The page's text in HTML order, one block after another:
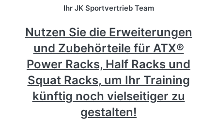
Ihr JK Sportvertrieb Team
Nutzen Sie die Erweiterungen
und Zubehörteile für ATX®
Power Racks, Half Racks und
Squat Racks, um Ihr Training
künftig noch vielseitiger zu
gestalten!